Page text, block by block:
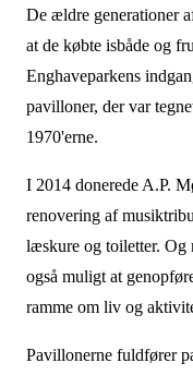
De ældre generationer
at de købte isbåde og
Enghaveparkens
pavilloner, der var
1970'erne.
I 2014 donerede A.P.
renovering af
læskure og toiletter. Og
også muligt at
ramme om liv og
Pavillonerne fuldfører